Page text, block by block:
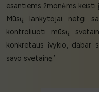
esantiems žmonėms keisti
Mūsų lankytojai netgi
kontroliuoti mūsų
konkretaus įvykio, dabar
savo svetainę.’